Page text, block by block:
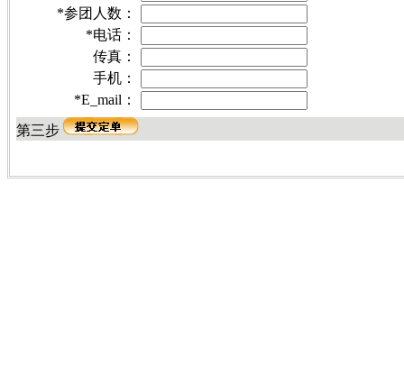
*参团人数：
*电话：
传真：
手机：
*E_mail：
第三步